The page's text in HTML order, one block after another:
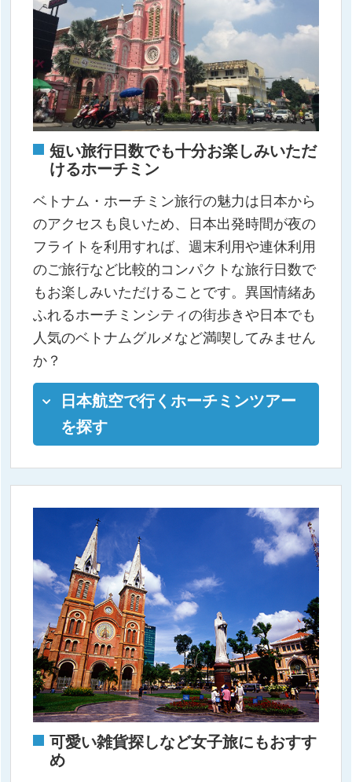
短い旅行日数でも十分お楽しみいただ
けるホーチミン
ベトナム・ホーチミン旅行の魅力は日本から
のアクセスも良いため、日本出発時間が夜の
フライトを利用すれば、週末利用や連休利用
のご旅行など比較的コンパクトな旅行日数で
もお楽しみいただけることです。異国情緒あ
ふれるホーチミンシティの街歩きや日本でも
人気のベトナムグルメなど満喫してみません
か？
日本航空で行くホーチミンツアー
を探す
可愛い雑貨探しなど女子旅にもおすす
め